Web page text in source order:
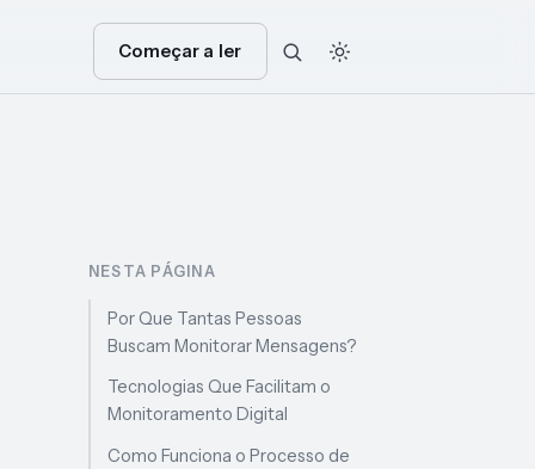
Começar a ler
NESTA PÁGINA
Por Que Tantas Pessoas
Buscam Monitorar Mensagens?
Tecnologias Que Facilitam o
Monitoramento Digital
Como Funciona o Processo de